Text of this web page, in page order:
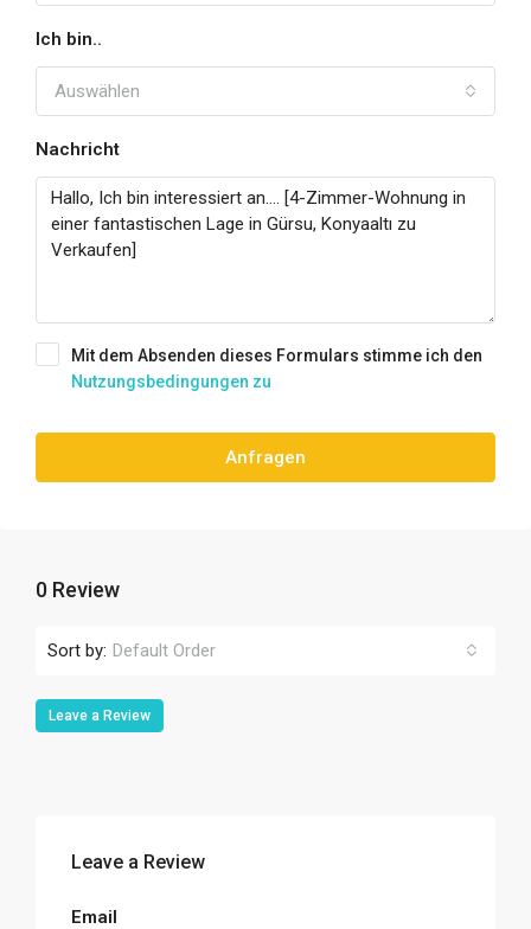
Ich bin..
Auswählen
Nachricht
Mit dem Absenden dieses Formulars stimme ich den
Nutzungsbedingungen zu
Anfragen
0 Review
Sort by: Default Order
Leave a Review
Leave a Review
Email